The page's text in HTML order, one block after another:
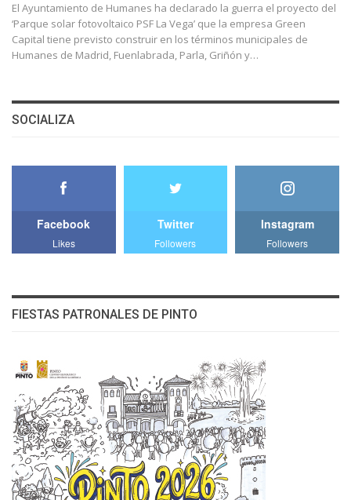
El Ayuntamiento de Humanes ha declarado la guerra el proyecto del
‘Parque solar fotovoltaico PSF La Vega’ que la empresa Green
Capital tiene previsto construir en los términos municipales de
Humanes de Madrid, Fuenlabrada, Parla, Griñón y…
SOCIALIZA
Facebook
Likes
Twitter
Followers
Instagram
Followers
FIESTAS PATRONALES DE PINTO